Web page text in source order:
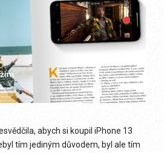
abych si koupil iPhone 13
tím jediným důvodem, byl ale tím